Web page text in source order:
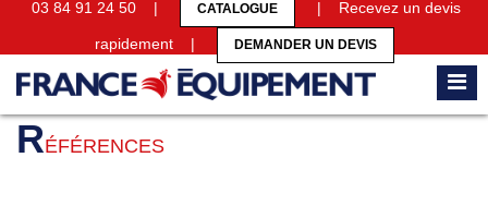
03 84 91 24 50 | CATALOGUE | Recevez un devis
rapidement | DEMANDER UN DEVIS
Accueil Références
RÉFÉRENCES